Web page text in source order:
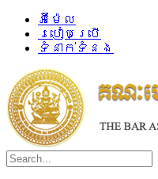
អ៊ីម៉ែល
របៀបប្រើ
ទំនាក់ទំនង